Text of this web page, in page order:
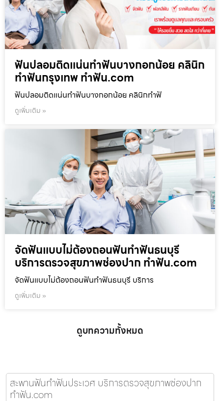
ฟันปลอมติดแน่นทำฟันบางกอกน้อย คลินิก
ทำฟันกรุงเทพ ทำฟัน.com
ฟันปลอมติดแน่นทำฟันบางกอกน้อย คลินิกทำฟั
ดูเพิ่มเติม »
จัดฟันแบบไม่ต้องถอนฟันทำฟันธนบุรี
บริการตรวจสุขภาพช่องปาก ทำฟัน.com
จัดฟันแบบไม่ต้องถอนฟันทำฟันธนบุรี บริการ
ดูเพิ่มเติม »
ดูบทความทั้งหมด
สะพานฟันทำฟันประเวศ บริการตรวจสุขภาพช่องปาก
ทำฟัน.com